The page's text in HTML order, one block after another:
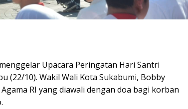
menggelar Upacara Peringatan Hari Santri
(22/10). Wakil Wali Kota Sukabumi, Bobby
RI yang diawali dengan doa bagi korban